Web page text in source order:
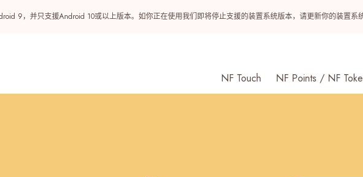
9，并只支援Android 10或以上版本。如你正在使用我们即将停止支援的装置系统版本，请更新你的装置系
NF Touch
NF Points / NF